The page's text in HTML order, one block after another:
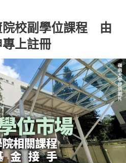
院校副學位課程 由
上註冊